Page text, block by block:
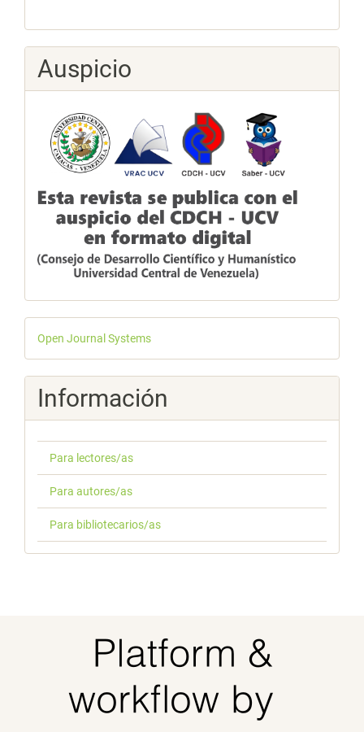
Auspicio
Desarrollado
por
Open Journal Systems
Información
Para lectores/as
Para autores/as
Para bibliotecarios/as